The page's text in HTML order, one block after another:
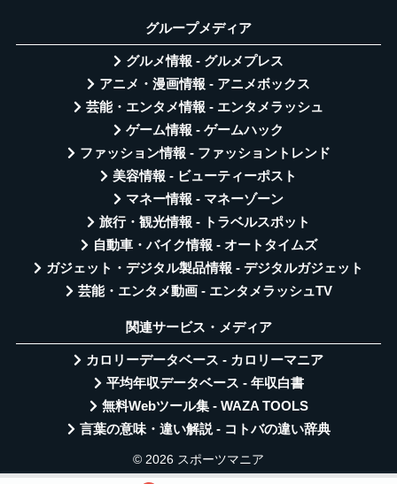
グループメディア
グルメ情報 - グルメプレス
アニメ・漫画情報 - アニメボックス
芸能・エンタメ情報 - エンタメラッシュ
ゲーム情報 - ゲームハック
ファッション情報 - ファッショントレンド
美容情報 - ビューティーポスト
マネー情報 - マネーゾーン
旅行・観光情報 - トラベルスポット
自動車・バイク情報 - オートタイムズ
ガジェット・デジタル製品情報 - デジタルガジェット
芸能・エンタメ動画 - エンタメラッシュTV
関連サービス・メディア
カロリーデータベース - カロリーマニア
平均年収データベース - 年収白書
無料Webツール集 - WAZA TOOLS
言葉の意味・違い解説 - コトバの違い辞典
© 2026 スポーツマニア